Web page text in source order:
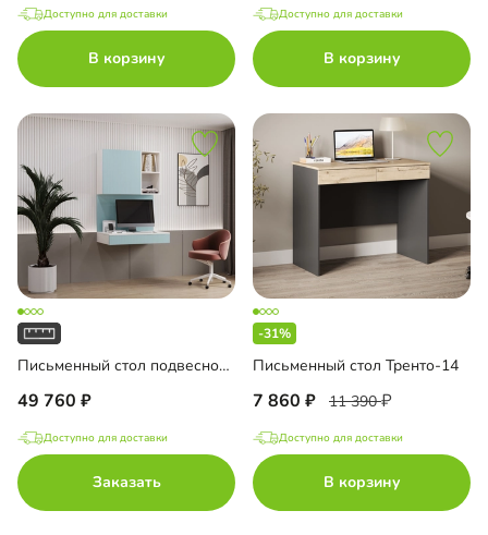
Доступно для доставки
В корзину
Доступно для доставки
В корзину
Письменный стол подвесной Мобаро-6
49 760
Доступно для доставки
Заказать
-31%
Письменный стол Тренто-14
7 860 11 390
Доступно для доставки
В корзину